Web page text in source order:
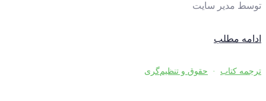
توسط مدیر سایت
ادامه مطلب
ترجمه کتاب · حقوق و تنظیم‌گری